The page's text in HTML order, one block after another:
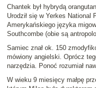
Chantek był hybrydą
Urodził się w Yerkes National
Amerykańskiego języka
Southcombe (obie są
Samiec znał ok. 150
mówiony angielski. Oprócz
narzędzia. Ponoć rozumiał
W wieku 9 miesięcy małpę